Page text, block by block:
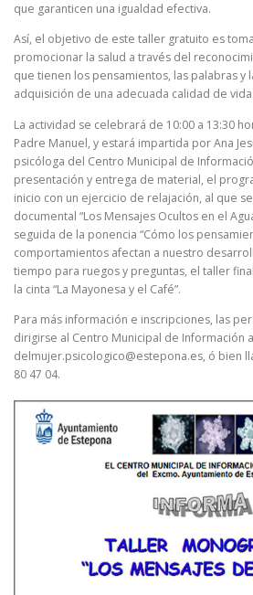
que garanticen una igualdad efectiva.
Así, el objetivo de este taller gratuito es
promocionar la salud a través del
que tienen los pensamientos, las palabras y
adquisición de una adecuada calidad de vida.
La actividad se celebrará de 10:00 a 13:30
Padre Manuel, y estará impartida por Ana
psicóloga del Centro Municipal de
presentación y entrega de material, el
inicio con un ejercicio de relajación, al que
documental “Los Mensajes Ocultos en el
seguida de la ponencia “Cómo los
comportamientos afectan a nuestro
tiempo para ruegos y preguntas, el taller
la cinta “La Mayonesa y el Café”.
Para más información e inscripciones, las
dirigirse al Centro Municipal de Información
delmujer.psicologico@estepona.es, ó bien
80 47 04.